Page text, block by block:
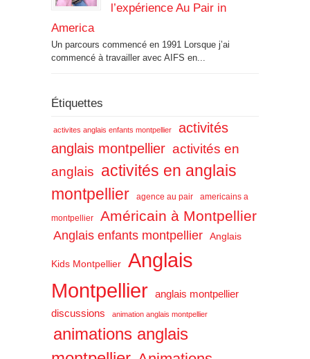
l’expérience Au Pair in
America
Un parcours commencé en 1991 Lorsque j’ai
commencé à travailler avec AIFS en...
Étiquettes
activites anglais enfants montpellier
activités
anglais montpellier activités en
anglais activités en anglais
montpellier
agence au pair americains a
montpellier Américain à Montpellier
Anglais enfants montpellier Anglais
Kids Montpellier
Anglais
Montpellier
anglais montpellier
discussions
animation anglais montpellier
animations anglais